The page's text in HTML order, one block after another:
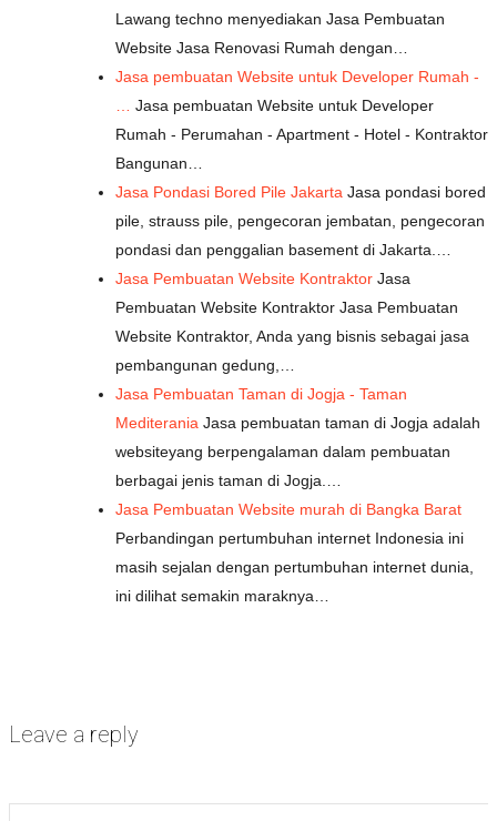
Lawang techno menyediakan Jasa Pembuatan
Website Jasa Renovasi Rumah dengan…
Jasa pembuatan Website untuk Developer Rumah -
Jasa pembuatan Website untuk Developer
Rumah - Perumahan - Apartment - Hotel - Kontraktor
Bangunan…
Jasa Pondasi Bored Pile Jakarta Jasa pondasi bored
pile, strauss pile, pengecoran jembatan, pengecoran
pondasi dan penggalian basement di Jakarta.…
Jasa Pembuatan Website Kontraktor Jasa
Pembuatan Website Kontraktor Jasa Pembuatan
Website Kontraktor, Anda yang bisnis sebagai jasa
pembangunan gedung,…
Jasa Pembuatan Taman di Jogja - Taman
Mediterania Jasa pembuatan taman di Jogja adalah
websiteyang berpengalaman dalam pembuatan
berbagai jenis taman di Jogja.…
Jasa Pembuatan Website murah di Bangka Barat
Perbandingan pertumbuhan internet Indonesia ini
masih sejalan dengan pertumbuhan internet dunia,
ini dilihat semakin maraknya…
Leave a reply